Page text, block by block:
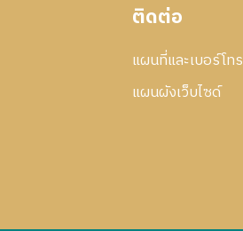
ติดต่อ
แผนที่และเบอร์โทร
แผนผังเว็บไซด์